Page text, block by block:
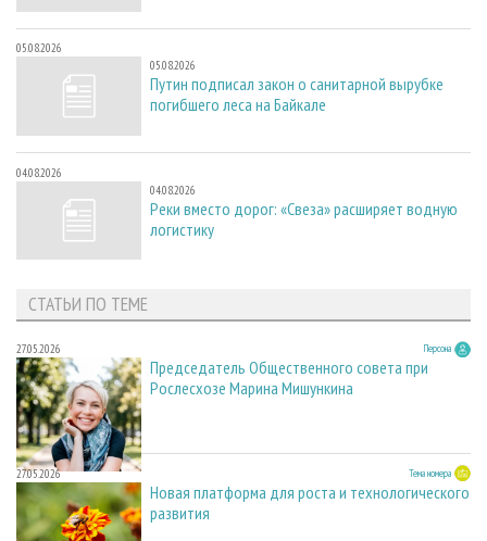
05.08.2026
05.08.2026
Путин подписал закон о санитарной вырубке
погибшего леса на Байкале
04.08.2026
04.08.2026
Реки вместо дорог: «Свеза» расширяет водную
логистику
СТАТЬИ ПО ТЕМЕ
27.05.2026 Персона
Председатель Общественного совета при
Рослесхозе Марина Мишункина
27.05.2026 Тема номера
Новая платформа для роста и технологического
развития